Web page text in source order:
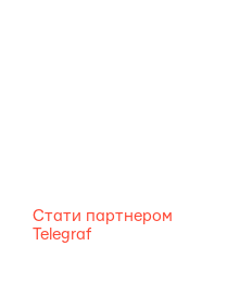
Стати партнером
Telegraf